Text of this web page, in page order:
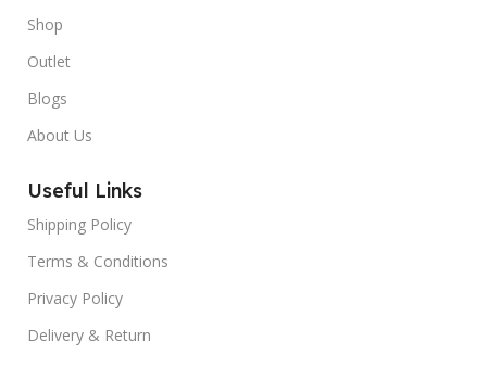
Shop
Outlet
Blogs
About Us
Useful Links
Shipping Policy
Terms & Conditions
Privacy Policy
Delivery & Return